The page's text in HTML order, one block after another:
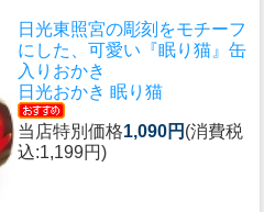
日光東照宮の彫刻をモチーフ
にした、可愛い『眠り猫』缶
入りおかき
日光おかき 眠り猫
当店特別価格1,090円 (消費税
込:1,199円)